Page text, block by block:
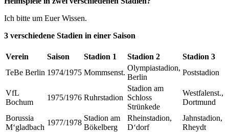
Ich bitte um Euer Wissen.
3 verschiedene Stadien in einer Saison
Verein Saison Stadion 1 Stadion 2
Stadion 3
TeBe Berlin 1974/1975 Mommsenst.
Olympiastadion,
Berlin
Poststadion
VfL
Bochum
1975/1976 Ruhrstadion
Stadion am
Schloss
Strünkede
Westfalenst.,
Dortmund
Borussia
M‘gladbach
1977/1978
Stadion am
Bökelberg
Rheinstadion,
D‘dorf
Jahnstadion,
Rheydt